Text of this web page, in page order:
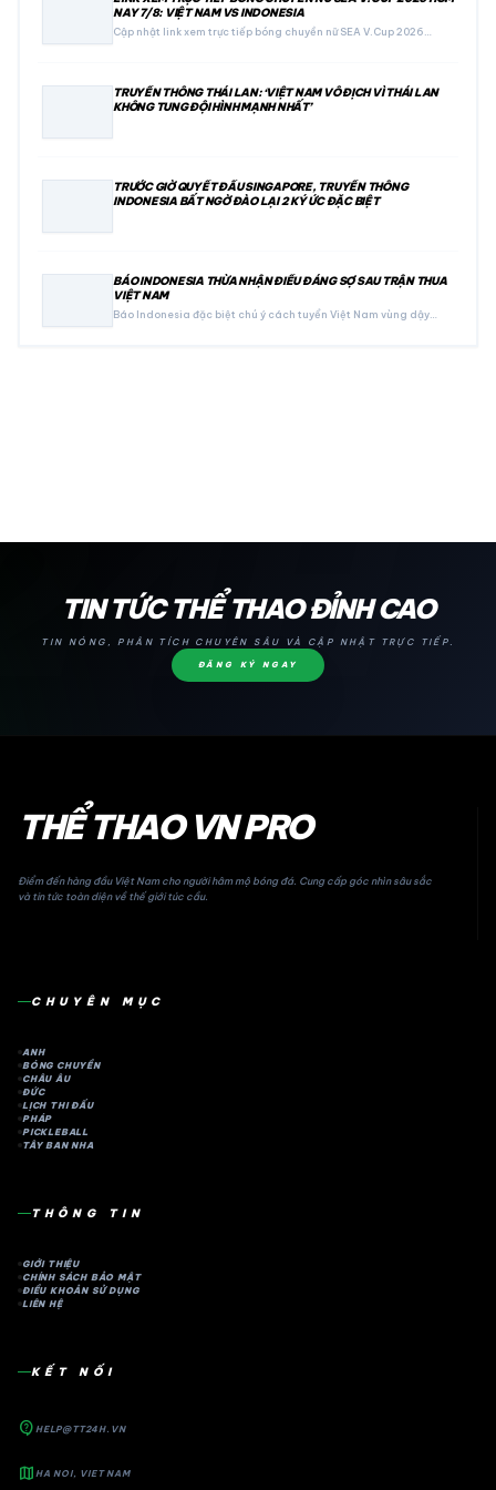
NAY 7/8: VIỆT NAM VS INDONESIA
Cập nhật link xem trực tiếp bóng chuyền nữ SEA V.Cup 2026…
TRUYỀN THÔNG THÁI LAN: ‘VIỆT NAM VÔ ĐỊCH VÌ THÁI LAN
KHÔNG TUNG ĐỘI HÌNH MẠNH NHẤT’
TRƯỚC GIỜ QUYẾT ĐẤU SINGAPORE, TRUYỀN THÔNG
INDONESIA BẤT NGỜ ĐÀO LẠI 2 KÝ ỨC ĐẶC BIỆT
BÁO INDONESIA THỪA NHẬN ĐIỀU ĐÁNG SỢ SAU TRẬN THUA
VIỆT NAM
Báo Indonesia đặc biệt chú ý cách tuyển Việt Nam vùng dậy…
TIN TỨC THỂ THAO ĐỈNH CAO
TIN NÓNG, PHÂN TÍCH CHUYÊN SÂU VÀ CẬP NHẬT TRỰC TIẾP.
ĐĂNG KÝ NGAY
THỂ THAO VN PRO
Điểm đến hàng đầu Việt Nam cho người hâm mộ bóng đá. Cung cấp góc nhìn sâu sắc
và tin tức toàn diện về thế giới túc cầu.
CHUYÊN MỤC
ANH
BÓNG CHUYỀN
CHÂU ÂU
ĐỨC
LỊCH THI ĐẤU
PHÁP
PICKLEBALL
TÂY BAN NHA
THÔNG TIN
GIỚI THIỆU
CHÍNH SÁCH BẢO MẬT
ĐIỀU KHOẢN SỬ DỤNG
LIÊN HỆ
KẾT NỐI
contact_support HELP@TT24H.VN
map HA NOI, VIET NAM